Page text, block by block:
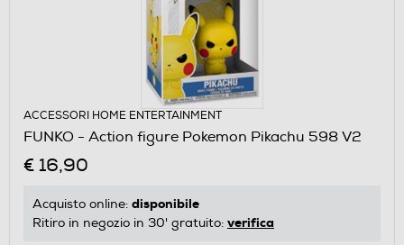
ACCESSORI HOME ENTERTAINMENT
FUNKO - Action figure Pokemon Pikachu 598 V2
€ 16,90
Acquisto online: disponibile
Ritiro in negozio in 30' gratuito: verifica